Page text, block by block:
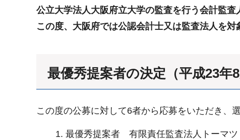
公立大学法人大阪府立大学の監査を行う会計監
この度、大阪府では公認会計士又は監査法人を
最優秀提案者の決定（平成23年8
この度の公募に対して6者から応募をいただき、
最優秀提案者 有限責任監査法人トーマツ